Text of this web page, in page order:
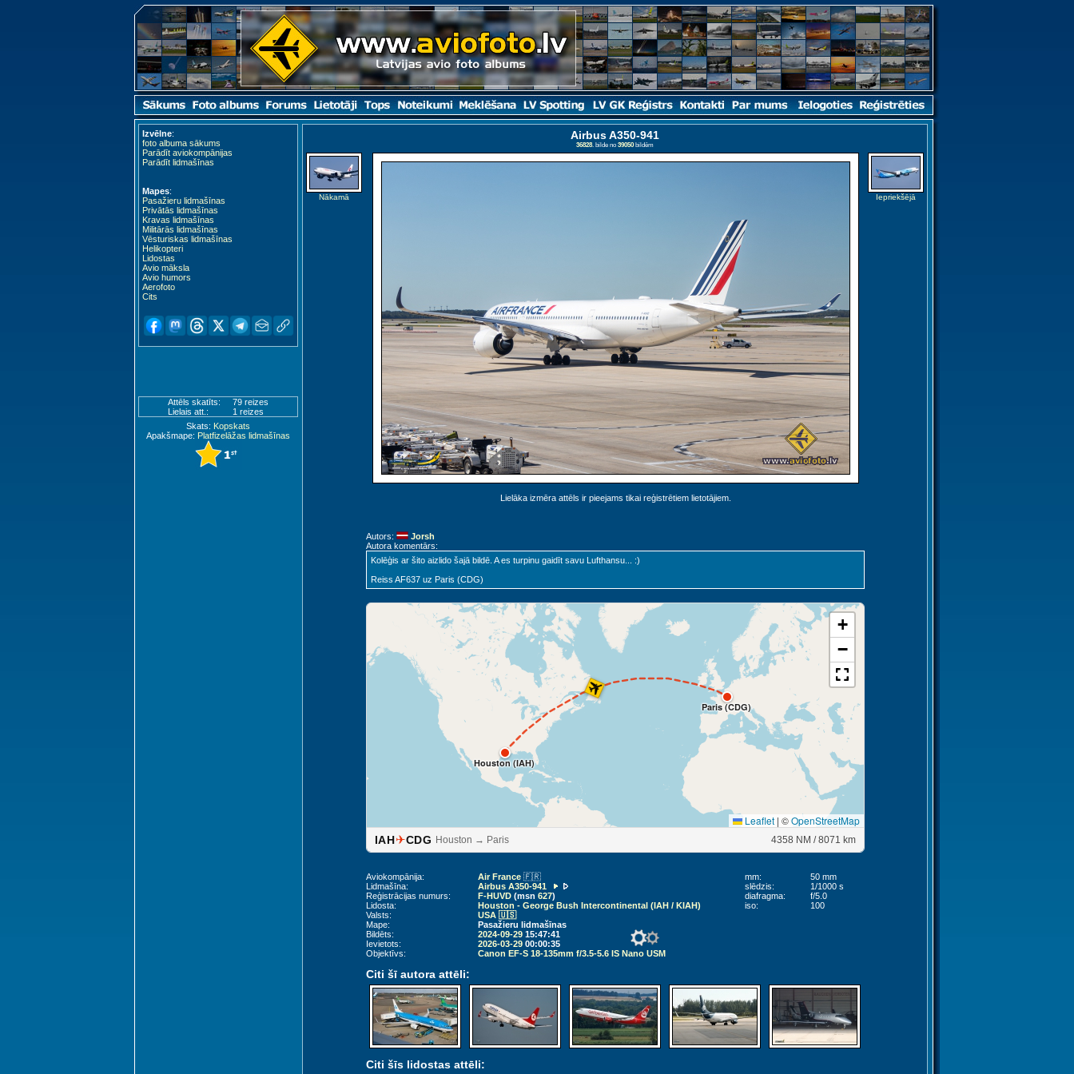
Izvēlne:
foto albuma sākums
Parādīt aviokompānijas
Parādīt lidmašīnas
Mapes:
Pasažieru lidmašīnas
Privātās lidmašīnas
Kravas lidmašīnas
Militārās lidmašīnas
Vēsturiskas lidmašīnas
Helikopteri
Lidostas
Avio māksla
Avio humors
Aerofoto
Cits
Attēls skatīts:
79 reizes
Lielais att.:
1 reizes
Skats: Kopskats
Apakšmape: Platfizelāžas lidmašīnas
Airbus A350-941
36828. bilde no 39050 bildēm
Nākamā
Lielāka izmēra attēls ir pieejams tikai reģistrētiem lietotājiem.
Iepriekšējā
Autors:
Jorsh
Autora komentārs:
Kolēģis ar šito aizlido šajā bildē. A es turpinu gaidīt savu Lufthansu... :)
Reiss AF637 uz Paris (CDG)
Houston (IAH)
Paris (CDG)
+
−
Leaflet | ©OpenStreetMap
IAH✈CDG Houston → Paris 4358 NM / 8071 km
Aviokompānija: Air France🇫🇷
Lidmašīna:
Airbus A350-941
Reģistrācijas numurs:
F-HUVD(msn 627)
Lidosta:
Houston - George Bush Intercontinental (IAH / KIAH)
Valsts:
USA 🇺🇸
Mape:
Pasažieru lidmašīnas
Bildēts:
2024-09-2915:47:41
Ievietots:
2026-03-2900:00:35
Objektīvs:
Canon EF-S 18-135mm f/3.5-5.6 IS Nano USM
mm:
50 mm
slēdzis:
1/1000 s
diafragma:
f/5.0
iso:
100
Citi šī autora attēli:
Citi šīs lidostas attēli: